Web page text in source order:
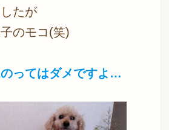
たが
のモコ(笑)
ってはダメですよ…